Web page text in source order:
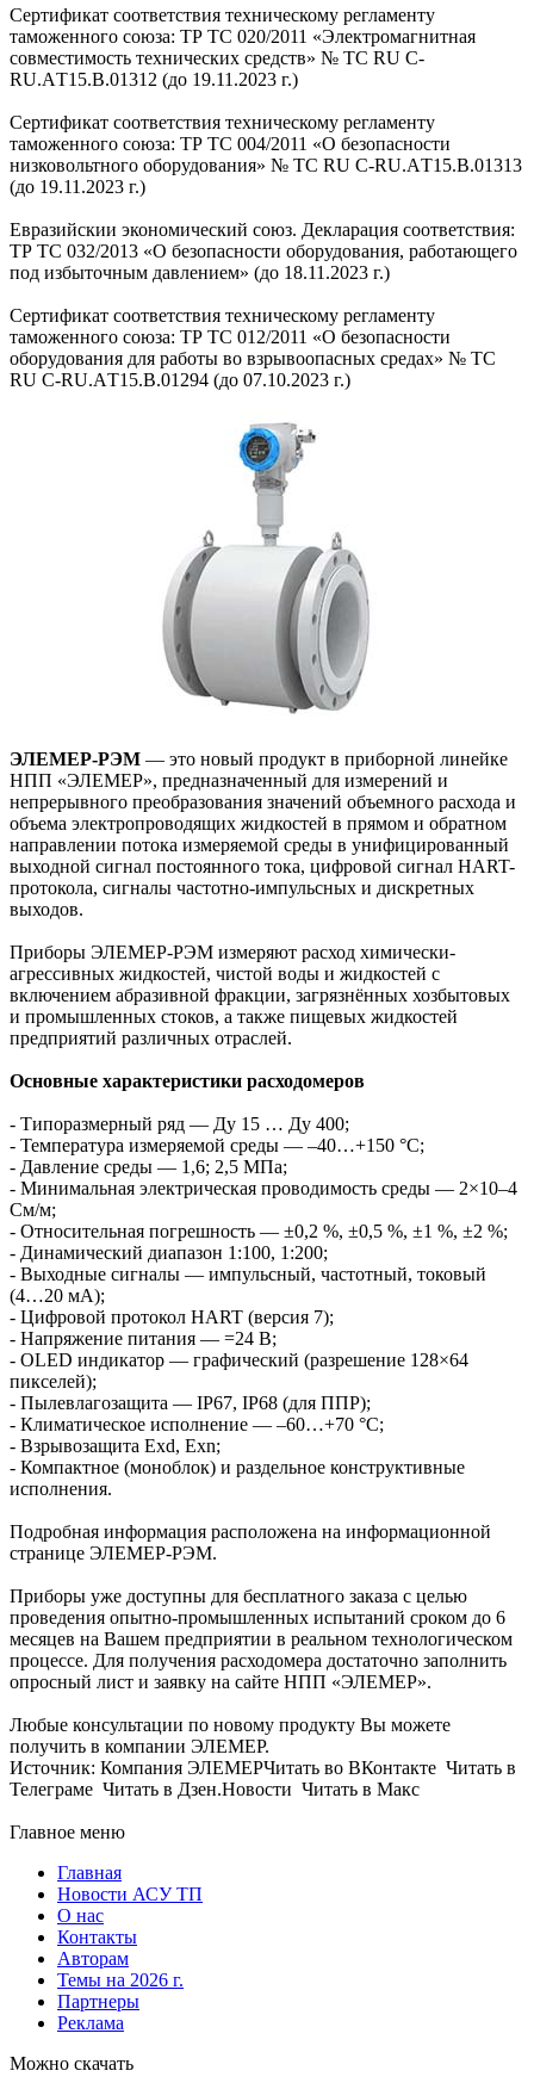
Сертификат соответствия техническому регламенту
таможенного союза: ТР ТС 020/2011 «Электромагнитная
совместимость технических средств» № TC RU C-
RU.AТ15.В.01312 (до 19.11.2023 г.)
Сертификат соответствия техническому регламенту
таможенного союза: ТР ТС 004/2011 «О безопасности
низковольтного оборудования» № TC RU C-RU.AТ15.В.01313
(до 19.11.2023 г.)
Евразийскии экономический союз. Декларация соответствия:
ТР ТС 032/2013 «О безопасности оборудования, работающего
под избыточным давлением» (до 18.11.2023 г.)
Сертификат соответствия техническому регламенту
таможенного союза: ТР ТС 012/2011 «О безопасности
оборудования для работы во взрывоопасных средах» № TC
RU C-RU.AТ15.В.01294 (до 07.10.2023 г.)
ЭЛЕМЕР-РЭМ — это новый продукт в приборной линейке
НПП «ЭЛЕМЕР», предназначенный для измерений и
непрерывного преобразования значений объемного расхода и
объема электропроводящих жидкостей в прямом и обратном
направлении потока измеряемой среды в унифицированный
выходной сигнал постоянного тока, цифровой сигнал HART-
протокола, сигналы частотно-импульсных и дискретных
выходов.
Приборы ЭЛЕМЕР-РЭМ измеряют расход химически-
агрессивных жидкостей, чистой воды и жидкостей с
включением абразивной фракции, загрязнённых хозбытовых
и промышленных стоков, а также пищевых жидкостей
предприятий различных отраслей.
Основные характеристики расходомеров
- Типоразмерный ряд — Ду 15 … Ду 400;
- Температура измеряемой среды — –40…+150 °С;
- Давление среды — 1,6; 2,5 МПа;
- Минимальная электрическая проводимость среды — 2×10–4
См/м;
- Относительная погрешность — ±0,2 %, ±0,5 %, ±1 %, ±2 %;
- Динамический диапазон 1:100, 1:200;
- Выходные сигналы — импульсный, частотный, токовый
(4…20 мА);
- Цифровой протокол HART (версия 7);
- Напряжение питания — =24 В;
- OLED индикатор — графический (разрешение 128×64
пикселей);
- Пылевлагозащита — IP67, IP68 (для ППР);
- Климатическое исполнение — –60…+70 °C;
- Взрывозащита Exd, Exn;
- Компактное (моноблок) и раздельное конструктивные
исполнения.
Подробная информация расположена на информационной
странице ЭЛЕМЕР-РЭМ.
Приборы уже доступны для бесплатного заказа с целью
проведения опытно-промышленных испытаний сроком до 6
месяцев на Вашем предприятии в реальном технологическом
процессе. Для получения расходомера достаточно заполнить
опросный лист и заявку на сайте НПП «ЭЛЕМЕР».
Любые консультации по новому продукту Вы можете
получить в компании ЭЛЕМЕР.
Источник: Компания ЭЛЕМЕРЧитать во ВКонтакте Читать в
Телеграме Читать в Дзен.Новости Читать в Макс
Главное меню
Главная
Новости АСУ ТП
О нас
Контакты
Авторам
Темы на 2026 г.
Партнеры
Реклама
Можно скачать